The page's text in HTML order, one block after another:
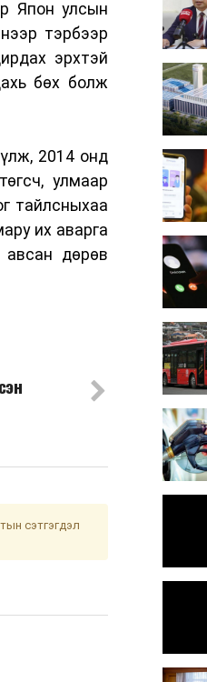
Япон улсын
тэрбээр
эрхтэй
бөх болж
2014 онд
улмаар
тайлсныхаа
их аварга
дөрөв
сэтгэгдэл